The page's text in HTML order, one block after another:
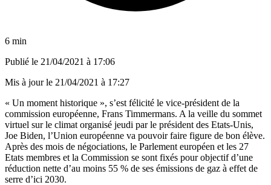
6 min
Publié le 21/04/2021 à 17:06
Mis à jour le 21/04/2021 à 17:27
« Un moment historique », s’est félicité le vice-président de la
commission européenne, Frans Timmermans. A la veille du sommet
virtuel sur le climat organisé jeudi par le président des Etats-Unis,
Joe Biden, l’Union européenne va pouvoir faire figure de bon élève.
Après des mois de négociations, le Parlement européen et les 27
Etats membres et la Commission se sont fixés pour objectif d’une
réduction nette d’au moins 55 % de ses émissions de gaz à effet de
serre d’ici 2030.